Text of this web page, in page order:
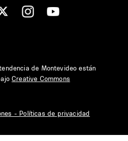
de Montevideo están
Creative Commons
- Políticas de privacidad